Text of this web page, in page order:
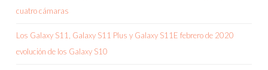
cuatro cámaras
Los Galaxy S11, Galaxy S11 Plus y Galaxy S11E febrero de 2020
evolución de los Galaxy S10